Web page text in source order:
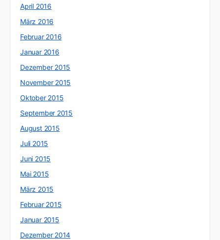
April 2016
März 2016
Februar 2016
Januar 2016
Dezember 2015
November 2015
Oktober 2015
September 2015
August 2015
Juli 2015
Juni 2015
Mai 2015
März 2015
Februar 2015
Januar 2015
Dezember 2014